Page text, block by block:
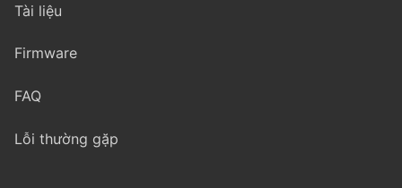
Tài liệu
Firmware
FAQ
Lỗi thường gặp